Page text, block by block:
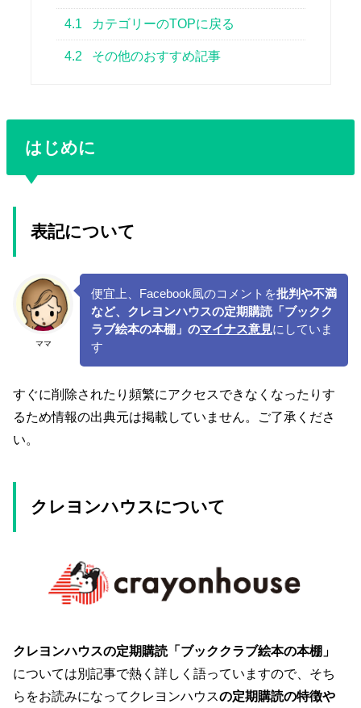
4.1 カテゴリーのTOPに戻る
4.2 その他のおすすめ記事
はじめに
表記について
ママ
便宜上、Facebook風のコメントを批判や不満
など、クレヨンハウスの定期購読「ブックク
ラブ絵本の本棚」のマイナス意見にしていま
す
すぐに削除されたり頻繁にアクセスできなくなったりす
るため情報の出典元は掲載していません。ご了承くださ
い。
クレヨンハウスについて
クレヨンハウスの定期購読「ブッククラブ絵本の本棚」
については別記事で熱く詳しく語っていますので、そち
らをお読みになってクレヨンハウスの定期購読の特徴や